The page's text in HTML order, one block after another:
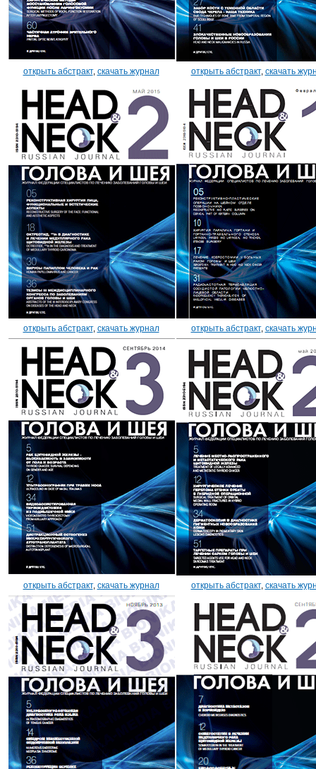
открыть абстракт, скачать журнал открыть абстракт, скачать
открыть абстракт, скачать журнал открыть абстракт, скачать
открыть абстракт, скачать журнал открыть абстракт, скачать